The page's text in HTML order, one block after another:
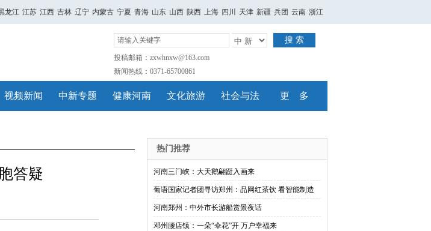
龙江 江苏 江西 吉林 辽宁 内蒙古 宁夏 青海 山东 山西 陕西 上海 四川 天津 新疆 兵团 云南 浙江
搜 索
投稿邮箱：zxwhnxw@163.com
新闻热线：0371-65700861
视频新闻 中新专题 健康河南 文化旅游 社会与法 更 多
答疑
热门推荐
河南三门峡：大天鹅翩跹入画来
葡语国家记者团寻访郑州：品网红茶饮 看智能制造
河南郑州：中外市长游船赏景夜话
邓州腰店镇：一朵“伞花”开 万户幸福来